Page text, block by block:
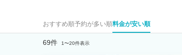
おすすめ順予約が多い順料金が安い順
69件 1〜20件表示